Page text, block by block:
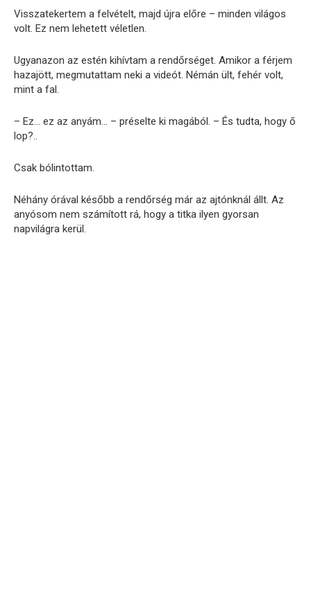
Visszatekertem a felvételt, majd újra előre – minden világos
volt. Ez nem lehetett véletlen.
Ugyanazon az estén kihívtam a rendőrséget. Amikor a férjem
hazajött, megmutattam neki a videót. Némán ült, fehér volt,
mint a fal.
– Ez… ez az anyám… – préselte ki magából. – És tudta, hogy ő
lop?..
Csak bólintottam.
Néhány órával később a rendőrség már az ajtónknál állt. Az
anyósom nem számított rá, hogy a titka ilyen gyorsan
napvilágra kerül.